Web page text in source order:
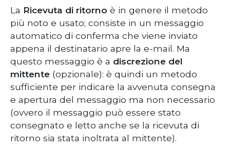
La Ricevuta di ritorno è in genere il metodo
più noto e usato; consiste in un messaggio
automatico di conferma che viene inviato
appena il destinatario apre la e-mail. Ma
questo messaggio è a discrezione del
mittente (opzionale): è quindi un metodo
sufficiente per indicare la avvenuta consegna
e apertura del messaggio ma non necessario
(ovvero il messaggio può essere stato
consegnato e letto anche se la ricevuta di
ritorno sia stata inoltrata al mittente).